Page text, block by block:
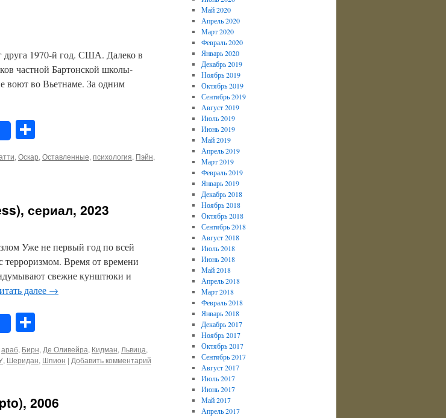
друга 1970-й год. США. Далеко в
частной Бартонской школы-
воют во Вьетнаме. За одним
, Оскар, Оставленные, психология, Пэйн,
сериал, 2023
Уже не первый год по всей
терроризмом. Время от времени
свежие кунштюки и
далее →
араб, Бирн, Де Оливейра, Кидман, Львица,
, Шеридан, Шпион | Добавить комментарий
2006
Май 2020
Апрель 2020
Март 2020
Февраль 2020
Январь 2020
Декабрь 2019
Ноябрь 2019
Октябрь 2019
Сентябрь 2019
Август 2019
Июль 2019
Июнь 2019
Май 2019
Апрель 2019
Март 2019
Февраль 2019
Январь 2019
Декабрь 2018
Ноябрь 2018
Октябрь 2018
Сентябрь 2018
Август 2018
Июль 2018
Июнь 2018
Май 2018
Апрель 2018
Март 2018
Февраль 2018
Январь 2018
Декабрь 2017
Ноябрь 2017
Октябрь 2017
Сентябрь 2017
Август 2017
Июль 2017
Июнь 2017
Май 2017
Апрель 2017